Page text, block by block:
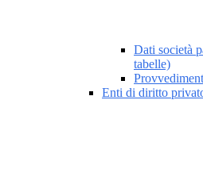
Dati società
tabelle)
Enti di diritto